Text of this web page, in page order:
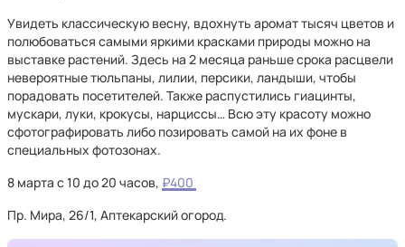
Увидеть классическую весну, вдохнуть аромат тысяч цветов и
полюбоваться самыми яркими красками природы можно на
выставке растений. Здесь на 2 месяца раньше срока расцвели
невероятные тюльпаны, лилии, персики, ландыши, чтобы
порадовать посетителей. Также распустились гиацинты,
мускари, луки, крокусы, нарциссы… Всю эту красоту можно
сфотографировать либо позировать самой на их фоне в
специальных фотозонах.
8 марта с 10 до 20 часов, ₽400
Пр. Мира, 26/1, Аптекарский огород.